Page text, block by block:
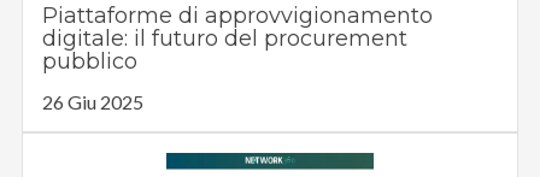
Piattaforme di approvvigionamento
digitale: il futuro del procurement
pubblico
26 Giu 2025